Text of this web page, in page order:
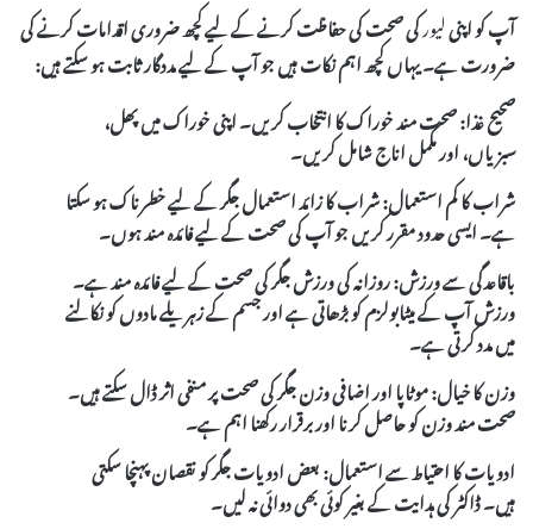
آپ کو اپنیلیورکی صحت کی حفاظت کرنے کے لیے کچھ ضروری اقدامات کرنے کی
ضرورت ہے۔ یہاں کچھ اہم نکات ہیں جو آپ کے لیے مددگار ثابت ہو سکتے ہیں:
صحیح غذا:صحت مند خوراک کا انتخاب کریں۔ اپنی خوراک میں پھل،
سبزیاں، اور مکمل اناج شامل کریں۔
شراب کا کم استعمال:شراب کا زائد استعمال جگر کے لیے خطرناک ہو سکتا
ہے۔ ایسی حدود مقرر کریں جو آپ کی صحت کے لیے فائدہ مند ہوں۔
باقاعدگی سے ورزش:روزانہ کی ورزش جگر کی صحت کے لیے فائدہ مند ہے۔
ورزش آپ کے میٹابولزم کو بڑھاتی ہے اور جسم کے زہریلے مادوں کو نکالنے
میں مدد کرتی ہے۔
وزن کا خیال:موٹاپا اور اضافی وزن جگر کی صحت پر منفی اثر ڈال سکتے ہیں۔
صحت مند وزن کو حاصل کرنا اور برقرار رکھنا اہم ہے۔
ادویات کا احتیاط سے استعمال:بعض ادویات جگر کو نقصان پہنچا سکتی
ہیں۔ ڈاکٹر کی ہدایت کے بغیر کوئی بھی دوائی نہ لیں۔